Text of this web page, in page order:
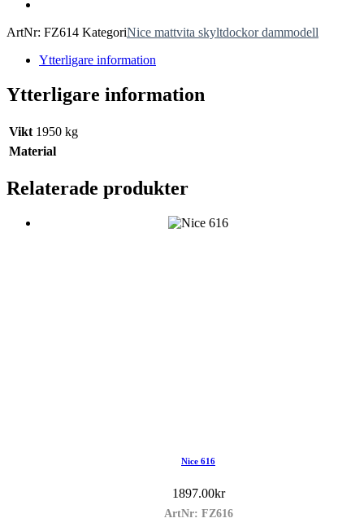
ArtNr: FZ614 KategoriNice mattvita skyltdockor dammodell
Ytterligare information
Ytterligare information
Vikt 1950 kg
Material
Relaterade produkter
Nice 616
1897.00kr
ArtNr: FZ616